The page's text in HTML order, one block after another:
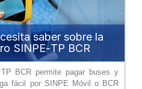
saber sobre la
SINPE‑TP BCR
BCR permite pagar buses y
fácil por SINPE Móvil o BCR